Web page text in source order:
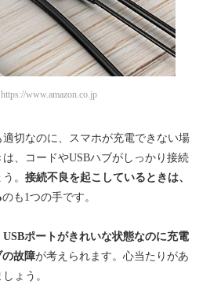
https://www.amazon.co.jp
切なのに、スマホが充電できない場
、コードやUSBハブがしっかり接続
。 接続不良を起こしているときは、
のも1つの手です。
ポートがきれいな状態なのに充電
の故障が考えられます。心当たりがあ
ょう。